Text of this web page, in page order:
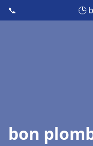
📞 🕒
bon